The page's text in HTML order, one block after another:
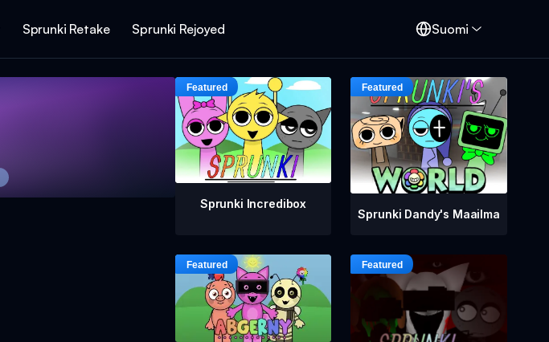
Sprunki Retake Sprunki Rejoyed Suomi
Sprunki Incredibox
Sprunki Dandy's Maailma